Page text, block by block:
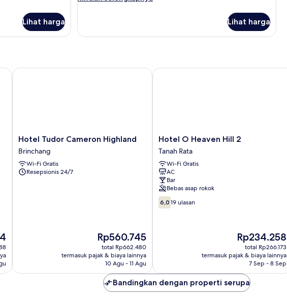
Lihat harga
Kamar
Lihat harga
Hotel
Tudor
Cameron
Highland
Brinchang
Hotel Tudor Cameron Highland
Brinchang
Wi-Fi Gratis
Resepsionis 24/7
Harga
sekarang
Rp560.745
Rp560.745
total Rp662.480
termasuk pajak & biaya lainnya
10 Agu - 11 Agu
Hotel Tudor Cameron Highland
Hotel
O
Heaven
Hill
2
Tanah
Rata
Hotel O Heaven Hill 2
Tanah Rata
Wi-Fi Gratis
AC
Bar
Bebas asap rokok
6.0
dari
6,0 19 ulasan
Harga
sekarang
Rp234.258
Rp234.258
total Rp266.173
termasuk pajak & biaya lainnya
7 Sep - 8 Sep
Hotel O Heaven Hill 2
Bandingkan dengan properti serupa